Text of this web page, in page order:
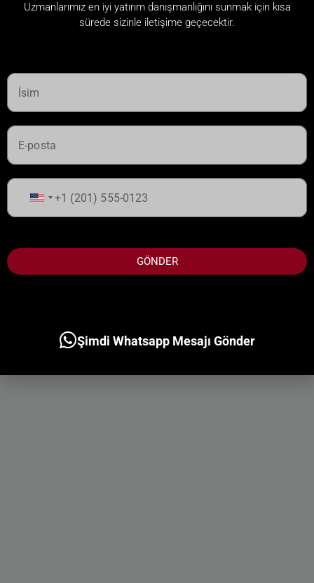
Uzmanlarımız en iyi yatırım danışmanlığını sunmak için kısa
sürede sizinle iletişime geçecektir.
Birleşik
Devletler
GÖNDER
Şimdi Whatsapp Mesajı Gönder